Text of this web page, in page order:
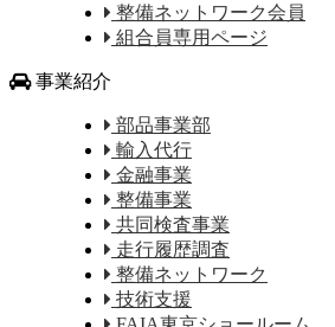
整備ネットワーク会員
組合員専用ページ
事業紹介
部品事業部
輸入代行
金融事業
整備事業
共同検査事業
走行履歴調査
整備ネットワーク
技術支援